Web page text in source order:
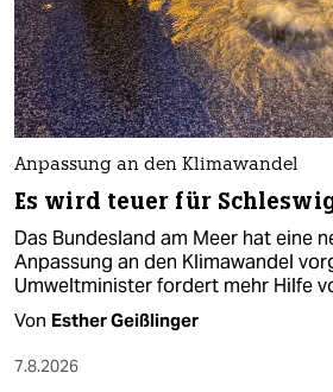
Anpassung an den Klimawandel
Es wird teuer für
Das Bundesland am Meer hat eine
Anpassung an den Klimawandel
Umweltminister fordert mehr Hilfe
Von Esther Geißlinger
7.8.2026